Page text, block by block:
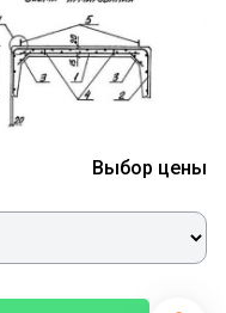
Выбор цены